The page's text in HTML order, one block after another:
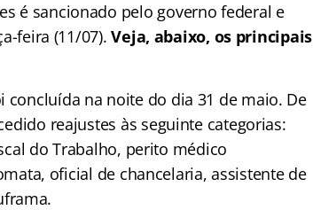
é sancionado pelo governo federal e
feira (11/07).Veja, abaixo, os principais
concluída na noite do dia 31 de maio. De
reajustes às seguinte categorias:
do Trabalho, perito médico
oficial de chancelaria, assistente de